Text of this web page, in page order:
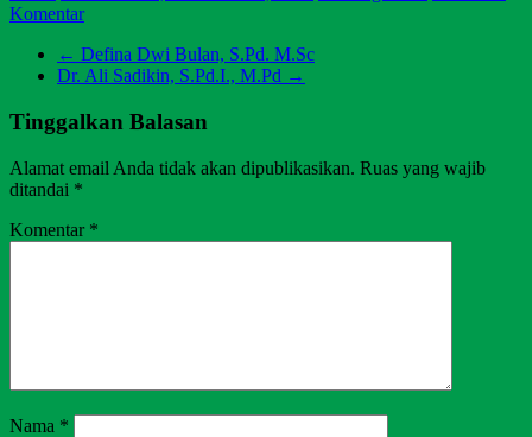
Komentar
← Defina Dwi Bulan, S.Pd. M.Sc
Dr. Ali Sadikin, S.Pd.I., M.Pd →
Tinggalkan Balasan
Alamat email Anda tidak akan dipublikasikan. Ruas yang wajib
ditandai *
Komentar *
Nama *